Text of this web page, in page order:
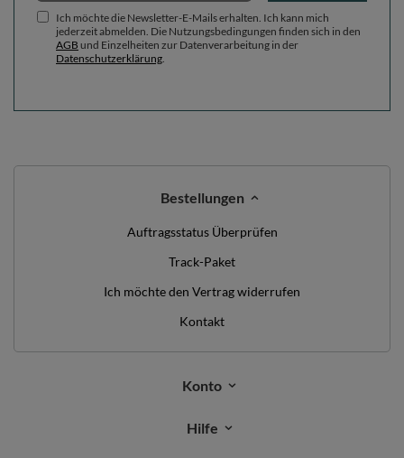
Ich möchte die Newsletter-E-Mails erhalten. Ich kann mich
jederzeit abmelden. Die Nutzungsbedingungen finden sich in den
AGB und Einzelheiten zur Datenverarbeitung in der
Datenschutzerklärung
Bestellungen
Auftragsstatus Überprüfen
Track-Paket
Ich möchte den Vertrag widerrufen
Kontakt
Konto
Hilfe